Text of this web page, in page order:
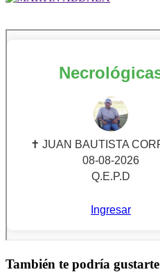
También te podría gustarte